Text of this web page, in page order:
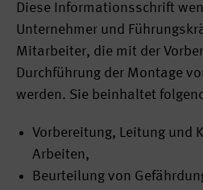
Diese Informationsschrift
Unternehmer und
Mitarbeiter, die mit der
Durchführung der Montage
werden. Sie beinhaltet
Vorbereitung, Leitung und
Arbeiten,
Beurteilung von